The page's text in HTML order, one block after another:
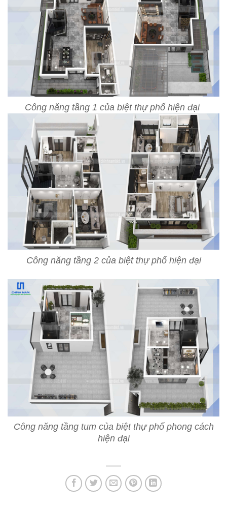
Công năng tầng 1 của biệt thự phố hiện đại
Công năng tầng 2 của biệt thự phố hiện đại
Công năng tầng tum của biệt thự phố phong cách
hiện đại